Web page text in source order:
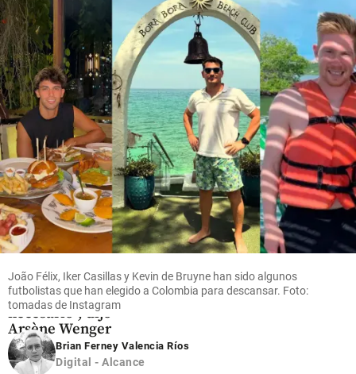
en el
Oriente
antioqueño
share
para la
colombiana
share
Fútbol
Retirar
proyecto de
inversores
FIFA era
“absolutamente
necesario”, dijo
Arsène Wenger
share
João Félix, Iker Casillas y Kevin de Bruyne han sido algunos
futbolistas que han elegido a Colombia para descansar. Foto:
tomadas de Instagram
Brian Ferney Valencia Ríos
Digital - Alcance